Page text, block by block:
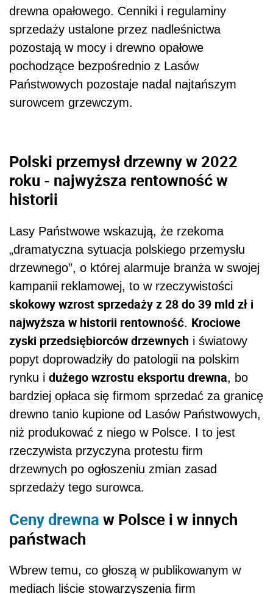
drewna opałowego. Cenniki i regulaminy
sprzedaży ustalone przez nadleśnictwa
pozostają w mocy i drewno opałowe
pochodzące bezpośrednio z Lasów
Państwowych pozostaje nadal najtańszym
surowcem grzewczym.
Polski przemysł drzewny w 2022
roku - najwyższa rentowność w
historii
Lasy Państwowe wskazują, że rzekoma
„dramatyczna sytuacja polskiego przemysłu
drzewnego”, o której alarmuje branża w swojej
kampanii reklamowej, to w rzeczywistości
skokowy wzrost sprzedaży z 28 do 39 mld zł i
najwyższa w historii rentowność. Krociowe
zyski przedsiębiorców drzewnych i światowy
popyt doprowadziły do patologii na polskim
rynku i dużego wzrostu eksportu drewna, bo
bardziej opłaca się firmom sprzedać za granicę
drewno tanio kupione od Lasów Państwowych,
niż produkować z niego w Polsce. I to jest
rzeczywista przyczyna protestu firm
drzewnych po ogłoszeniu zmian zasad
sprzedaży tego surowca.
Ceny drewna w Polsce i w innych
państwach
Wbrew temu, co głoszą w publikowanym w
mediach liście stowarzyszenia firm